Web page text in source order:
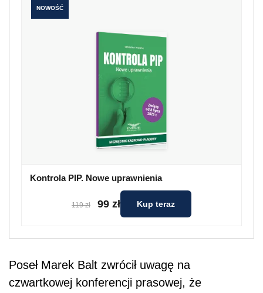
NOWOŚĆ
Kontrola PIP. Nowe uprawnienia
119 zł 99 zł Kup teraz
Poseł Marek Balt zwrócił uwagę na
czwartkowej konferencji prasowej, że